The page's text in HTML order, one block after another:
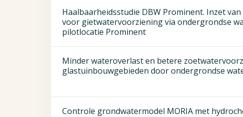
Haalbaarheidsstudie DBW Prominent. Inzet
voor gietwatervoorziening via ondergrondse
pilotlocatie Prominent
Minder wateroverlast en betere
glastuinbouwgebieden door ondergrondse
Controle grondwatermodel MORIA met